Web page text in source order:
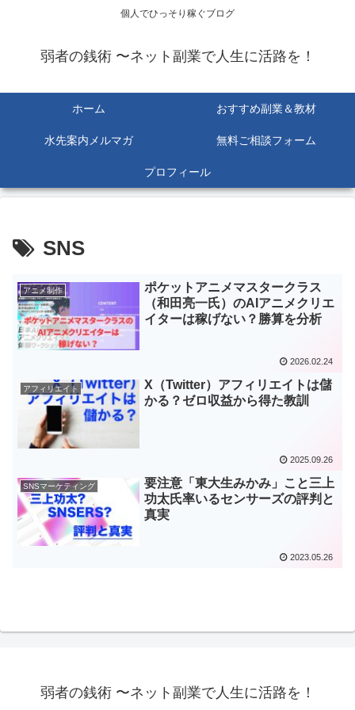
個人でひっそり稼ぐブログ
弱者の銭術 〜ネット副業で人生に活路を！
ホーム おすすめ副業＆教材
水先案内メルマガ 無料ご相談フォーム
プロフィール
SNS
アニメ制作
ポケットアニメマスタークラス
（和田亮一氏）のAIアニメクリエ
イターは稼げない？勝算を分析
2026.02.24
アフィリエイト
X（Twitter）アフィリエイトは儲
かる？ゼロ収益から得た教訓
2025.09.26
SNSマーケティング
要注意「東大生みかみ」こと三上
功太氏率いるセンサーズの評判と
真実
2023.05.26
弱者の銭術 〜ネット副業で人生に活路を！